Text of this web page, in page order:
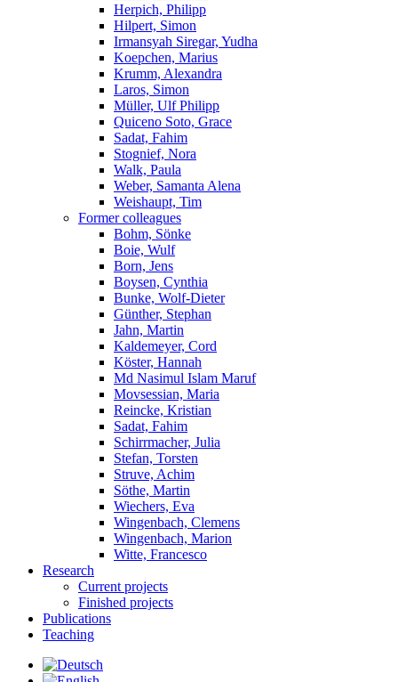
Herpich, Philipp
Hilpert, Simon
Irmansyah Siregar, Yudha
Koepchen, Marius
Krumm, Alexandra
Laros, Simon
Müller, Ulf Philipp
Quiceno Soto, Grace
Sadat, Fahim
Stognief, Nora
Walk, Paula
Weber, Samanta Alena
Weishaupt, Tim
Former colleagues
Bohm, Sönke
Boie, Wulf
Born, Jens
Boysen, Cynthia
Bunke, Wolf-Dieter
Günther, Stephan
Jahn, Martin
Kaldemeyer, Cord
Köster, Hannah
Md Nasimul Islam Maruf
Movsessian, Maria
Reincke, Kristian
Sadat, Fahim
Schirrmacher, Julia
Stefan, Torsten
Struve, Achim
Söthe, Martin
Wiechers, Eva
Wingenbach, Clemens
Wingenbach, Marion
Witte, Francesco
Research
Current projects
Finished projects
Publications
Teaching